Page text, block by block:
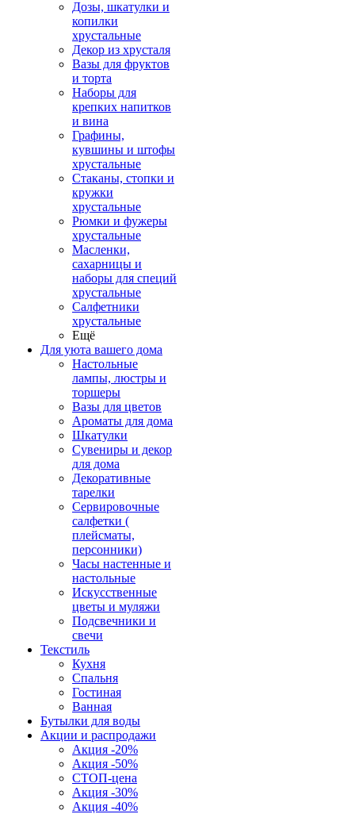
Дозы, шкатулки и
копилки
хрустальные
Декор из хрусталя
Вазы для фруктов
и торта
Наборы для
крепких напитков
и вина
Графины,
кувшины и штофы
хрустальные
Стаканы, стопки и
кружки
хрустальные
Рюмки и фужеры
хрустальные
Масленки,
сахарницы и
наборы для специй
хрустальные
Салфетники
хрустальные
Ещё
Для уюта вашего дома
Настольные
лампы, люстры и
торшеры
Вазы для цветов
Ароматы для дома
Шкатулки
Сувениры и декор
для дома
Декоративные
тарелки
Сервировочные
салфетки (
плейсматы,
персонники)
Часы настенные и
настольные
Искусственные
цветы и муляжи
Подсвечники и
свечи
Текстиль
Кухня
Спальня
Гостиная
Ванная
Бутылки для воды
Акции и распродажи
Акция -20%
Акция -50%
СТОП-цена
Акция -30%
Акция -40%